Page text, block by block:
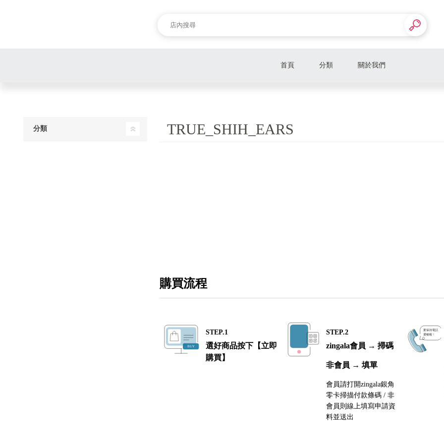
首頁 分類 關於我們
TRUE_SHIH_EARS
購買流程
STEP.1
選好商品按下【立即
購買】
STEP.2
zingala會員 → 掃碼
非會員 → 填單
會員請打開zingala銀角
零卡掃描付款條碼 / 非
會員則線上填寫申請資
料並送出
分類